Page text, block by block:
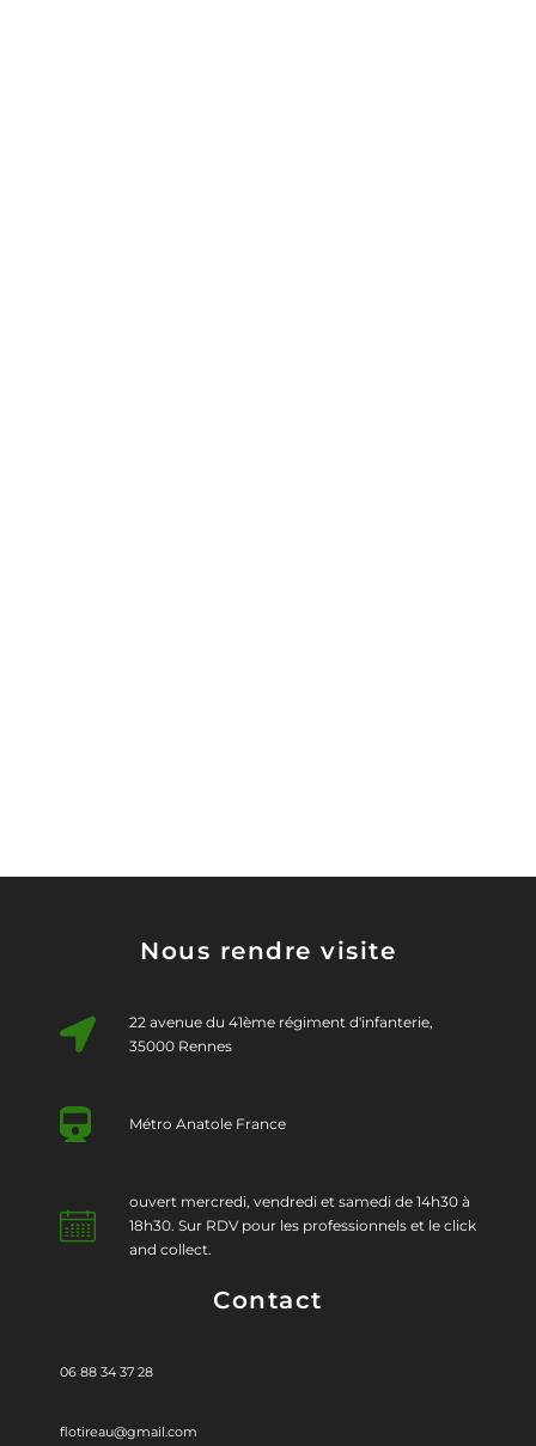
Nous rendre visite
22 avenue du 41ème régiment d'infanterie,
35000 Rennes
Métro Anatole France
ouvert mercredi, vendredi et samedi de 14h30 à
18h30. Sur RDV pour les professionnels et le click
and collect.
Contact
06 88 34 37 28
flotireau@gmail.com